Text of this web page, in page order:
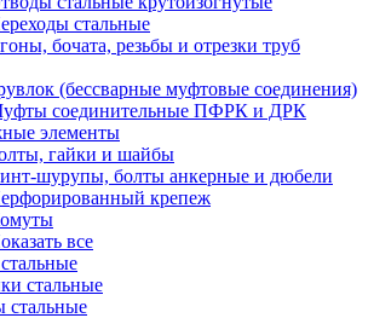
стальные
бочата, резьбы и отрезки труб
(бессварные муфтовые соединения)
соединительные ПФРК и ДРК
элементы
гайки и шайбы
шурупы, болты анкерные и дюбели
крепеж
все
стальные
стальные